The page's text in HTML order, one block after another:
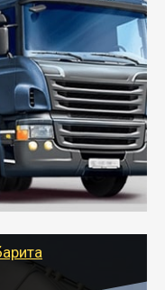
Еврофура от 5 до
с
работающим
кузова и мед.
перевезти
город России с